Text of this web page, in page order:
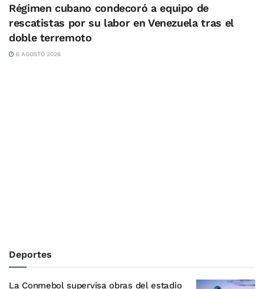
Régimen cubano condecoró a equipo de
rescatistas por su labor en Venezuela tras el
doble terremoto
6 AGOSTO 2026
Deportes
La Conmebol supervisa obras del estadio